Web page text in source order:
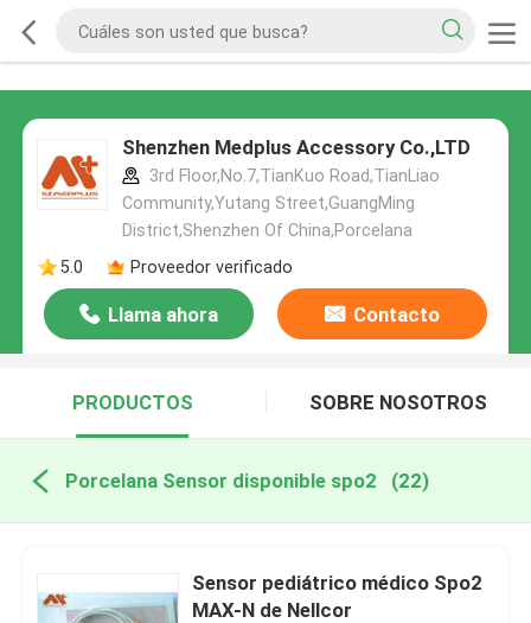
Shenzhen Medplus Accessory Co.,LTD
3rd Floor,No.7,TianKuo Road,TianLiao
Community,Yutang Street,GuangMing
District,Shenzhen Of China,Porcelana
5.0
Proveedor verificado
Llama ahora Contacto
PRODUCTOS SOBRE NOSOTROS
Porcelana Sensor disponible spo2 (22)
Sensor pediátrico médico Spo2
MAX-N de Nellcor